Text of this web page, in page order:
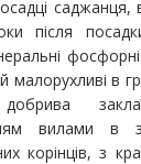
після
малорухливі в
вилами в
корінців, з